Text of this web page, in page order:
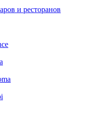
и ресторанов